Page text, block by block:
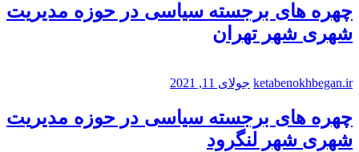
چهره های برجسته سیاسی در حوزه مدیریت
شهری شهر تهران
ketabenokhbegan.ir جولای 11, 2021
چهره های برجسته سیاسی در حوزه مدیریت
شهری شهر لنگرود